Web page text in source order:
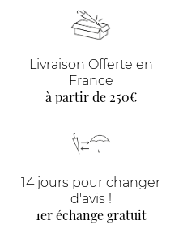
Livraison Offerte en
France
à partir de 250€
14 jours pour changer
d'avis !
1er échange gratuit